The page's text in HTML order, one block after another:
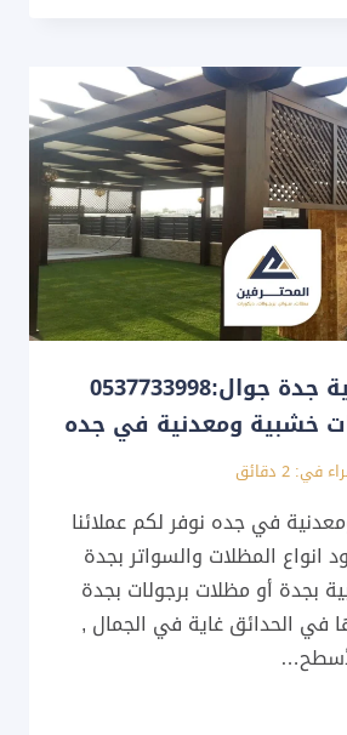
برجولات خشبية جدة جوال:0537733998
خشبية ومعدنية في جده
في: دقائق
في جده نوفر لكم عملائنا
انواع المظلات والسواتر بجدة
بجدة أو مظلات برجولات بجدة
في الحدائق غاية في الجمال ,